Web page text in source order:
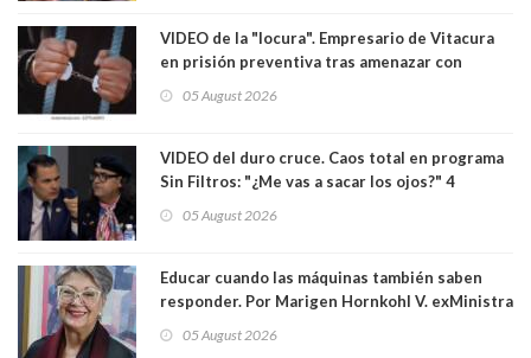
VIDEO de la "locura". Empresario de Vitacura
en prisión preventiva tras amenazar con
Los persiguió en potente camioneta
05 August 2026
VIDEO del duro cruce. Caos total en programa
Sin Filtros: "¿Me vas a sacar los ojos?" 4
excarabinero que dejó ciego a Gustavo Gatica:
05 August 2026
Educar cuando las máquinas también saben
responder. Por Marigen Hornkohl V. exMinistra
05 August 2026